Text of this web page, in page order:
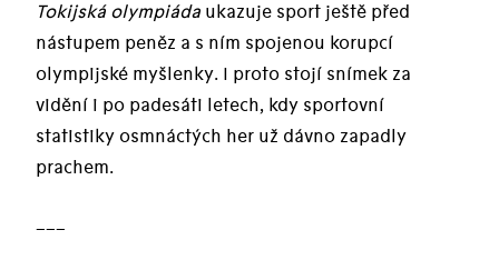
Tokijská olympiáda ukazuje sport ještě před
nástupem peněz a s ním spojenou korupcí
olympijské myšlenky. I proto stojí snímek za
vidění i po padesáti letech, kdy sportovní
statistiky osmnáctých her už dávno zapadly
prachem.
–––